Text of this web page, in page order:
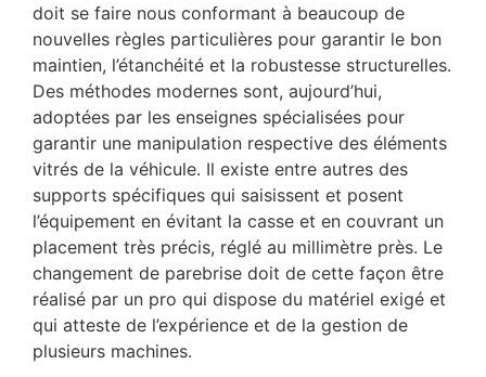
doit se faire nous conformant à beaucoup de
nouvelles règles particulières pour garantir le bon
maintien, l’étanchéité et la robustesse structurelles.
Des méthodes modernes sont, aujourd’hui,
adoptées par les enseignes spécialisées pour
garantir une manipulation respective des éléments
vitrés de la véhicule. Il existe entre autres des
supports spécifiques qui saisissent et posent
l’équipement en évitant la casse et en couvrant un
placement très précis, réglé au millimètre près. Le
changement de parebrise doit de cette façon être
réalisé par un pro qui dispose du matériel exigé et
qui atteste de l’expérience et de la gestion de
plusieurs machines.